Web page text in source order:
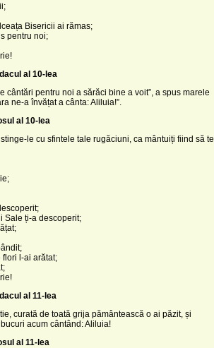
Bisericii ai rămas;
pentru noi;
al 10-lea
cântări pentru noi a sărăci bine a voit”, a spus marele
ne-a învățat a cânta: Aliluia!”.
al 10-lea
le cu sfintele tale rugăciuni, ca mântuiți fiind să te
Sale ți-a descoperit;
flori l-ai arătat;
al 11-lea
curată de toată grija pământească o ai păzit, și
acum cântând: Aliluia!
al 11-lea